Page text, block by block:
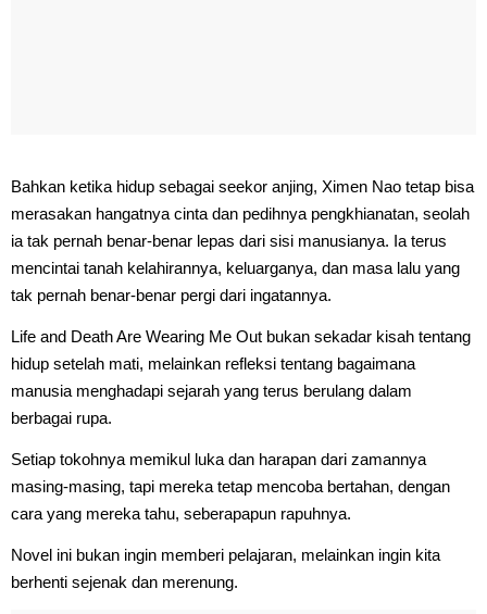
Bahkan ketika hidup sebagai seekor anjing, Ximen Nao tetap bisa
merasakan hangatnya cinta dan pedihnya pengkhianatan, seolah
ia tak pernah benar-benar lepas dari sisi manusianya. Ia terus
mencintai tanah kelahirannya, keluarganya, dan masa lalu yang
tak pernah benar-benar pergi dari ingatannya.
Life and Death Are Wearing Me Out bukan sekadar kisah tentang
hidup setelah mati, melainkan refleksi tentang bagaimana
manusia menghadapi sejarah yang terus berulang dalam
berbagai rupa.
Setiap tokohnya memikul luka dan harapan dari zamannya
masing-masing, tapi mereka tetap mencoba bertahan, dengan
cara yang mereka tahu, seberapapun rapuhnya.
Novel ini bukan ingin memberi pelajaran, melainkan ingin kita
berhenti sejenak dan merenung.